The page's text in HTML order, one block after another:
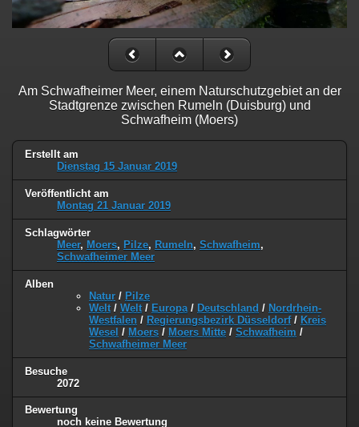
Am Schwafheimer Meer, einem Naturschutzgebiet an der
Stadtgrenze zwischen Rumeln (Duisburg) und
Schwafheim (Moers)
Erstellt am
Dienstag 15 Januar 2019
Veröffentlicht am
Montag 21 Januar 2019
Schlagwörter
Meer, Moers, Pilze, Rumeln, Schwafheim,
Schwafheimer Meer
Alben
Natur / Pilze
Welt / Welt / Europa / Deutschland / Nordrhein-
Westfalen / Regierungsbezirk Düsseldorf/ Kreis
Wesel / Moers / Moers Mitte / Schwafheim /
Schwafheimer Meer
Besuche
2072
Bewertung
noch keine Bewertung